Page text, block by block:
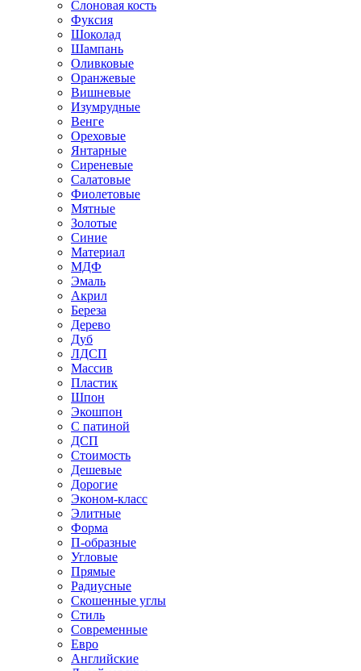
Слоновая кость
Фуксия
Шоколад
Шампань
Оливковые
Оранжевые
Вишневые
Изумрудные
Венге
Ореховые
Янтарные
Сиреневые
Салатовые
Фиолетовые
Мятные
Золотые
Синие
Материал
МДФ
Эмаль
Акрил
Береза
Дерево
Дуб
ЛДСП
Массив
Пластик
Шпон
Экошпон
С патиной
ДСП
Стоимость
Дешевые
Дорогие
Эконом-класс
Элитные
Форма
П-образные
Угловые
Прямые
Радиусные
Скошенные углы
Стиль
Современные
Евро
Английские